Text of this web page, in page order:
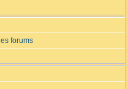
forums